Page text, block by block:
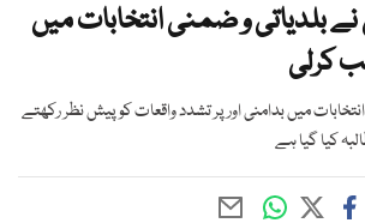
بلدیاتی و ضمنی انتخابات میں
کرلی
میں بدامنی اور پر تشدد واقعات کو پیش نظر رکھتے
کیا گیا ہے